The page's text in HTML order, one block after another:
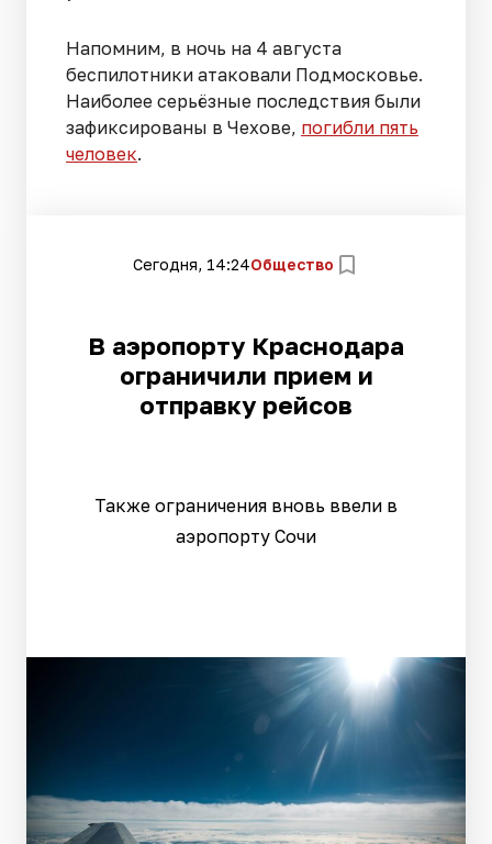
Напомним, в ночь на 4 августа
беспилотники атаковали Подмосковье.
Наиболее серьёзные последствия были
зафиксированы в Чехове, погибли пять
человек.
Сегодня, 14:24Общество
В аэропорту Краснодара
ограничили прием и
отправку рейсов
Также ограничения вновь ввели в
аэропорту Сочи